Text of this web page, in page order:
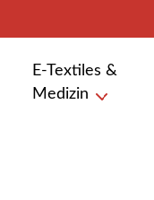
E-Textiles &
Medizin